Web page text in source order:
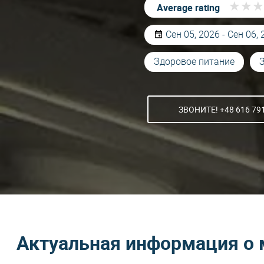
Average rating ★ ★ ★
★ ★ ★
Сен 05, 2026 - Сен 06,
Здоровое питание
ЗВОНИТЕ! +48 616
Актуальная информация о